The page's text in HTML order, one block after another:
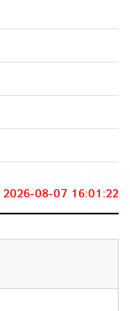
2026-08-07 16:01:22